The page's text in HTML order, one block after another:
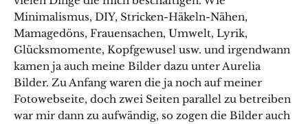
Minimalismus, DIY, Stricken-Häkeln-Nähen,
Mamagedöns, Frauensachen, Umwelt, Lyrik,
Glücksmomente, Kopfgewusel usw. und irgendwann
kamen ja auch meine Bilder dazu unter Aurelia
Bilder. Zu Anfang waren die ja noch auf meiner
Fotowebseite, doch zwei Seiten parallel zu betreiben
war mir dann zu aufwändig, so zogen die Bilder auch